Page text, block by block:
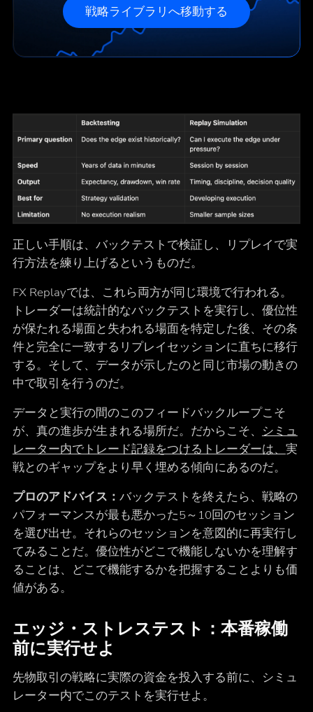
戦略ライブラリへ移動する
正しい手順は、バックテストで検証し、リプレイで実
行方法を練り上げるというものだ。
FX Replayでは、これら両方が同じ環境で行われる。
トレーダーは統計的なバックテストを実行し、優位性
が保たれる場面と失われる場面を特定した後、その条
件と完全に一致するリプレイセッションに直ちに移行
する。そして、データが示したのと同じ市場の動きの
中で取引を行うのだ。
データと実行の間のこのフィードバックループこそ
が、真の進歩が生まれる場所だ。だからこそ、 シミュ
レーター内でトレード記録をつけるトレーダーは、 実
戦とのギャップをより早く埋める傾向にあるのだ。
プロのアドバイス： バックテストを終えたら、戦略の
パフォーマンスが最も悪かった5～10回のセッション
を選び出せ。それらのセッションを意図的に再実行し
てみることだ。優位性がどこで機能しないかを理解す
ることは、どこで機能するかを把握することよりも価
値がある。
エッジ・ストレステスト：本番稼働
前に実行せよ
先物取引の戦略に実際の資金を投入する前に、シミュ
レーター内でこのテストを実行せよ。